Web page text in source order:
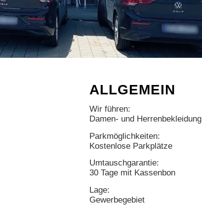
ALLGEMEIN
Wir führen:
Damen- und Herrenbekleidung
Parkmöglichkeiten:
Kostenlose Parkplätze
Umtauschgarantie:
30 Tage mit Kassenbon
Lage:
Gewerbegebiet